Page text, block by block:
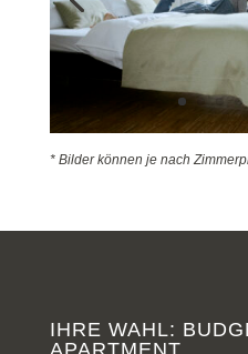
* Bilder können je nach
IHRE WAHL: